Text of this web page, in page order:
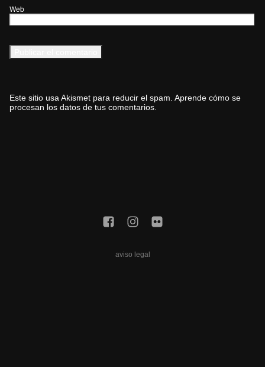
Web
Este sitio usa Akismet para reducir el spam. Aprende cómo se
procesan los datos de tus comentarios.
aviso legal